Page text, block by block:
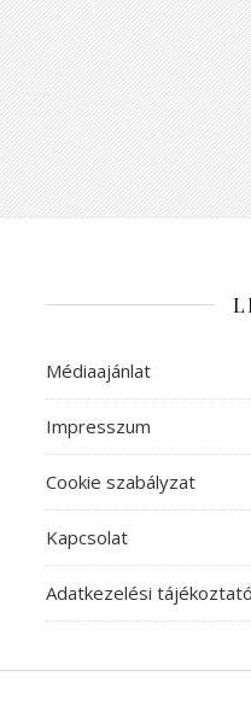
Médiaajánlat
Impresszum
Cookie szabályzat
Kapcsolat
Adatkezelési